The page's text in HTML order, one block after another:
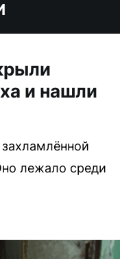
и нашли
лежало среди